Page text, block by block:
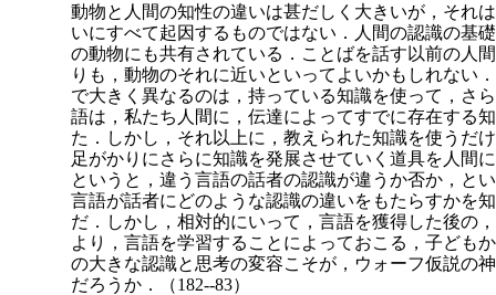
動物と人間の知性の違いは甚だしく大きいが，それ
いにすべて起因するものではない．人間の認識の基
の動物にも共有されている．ことばを話す以前の人
りも，動物のそれに近いといってよいかもしれない
で大きく異なるのは，持っている知識を使って，さ
語は，私たち人間に，伝達によってすでに存在する
た．しかし，それ以上に，教えられた知識を使うだ
足がかりにさらに知識を発展させていく道具を人間
というと，違う言語の話者の認識が違うか否か，と
言語が話者にどのような認識の違いをもたらすかを
だ．しかし，相対的にいって，言語を獲得した後の
より，言語を学習することによっておこる，子ども
の大きな認識と思考の変容こそが，ウォーフ仮説の
だろうか．（182--83）